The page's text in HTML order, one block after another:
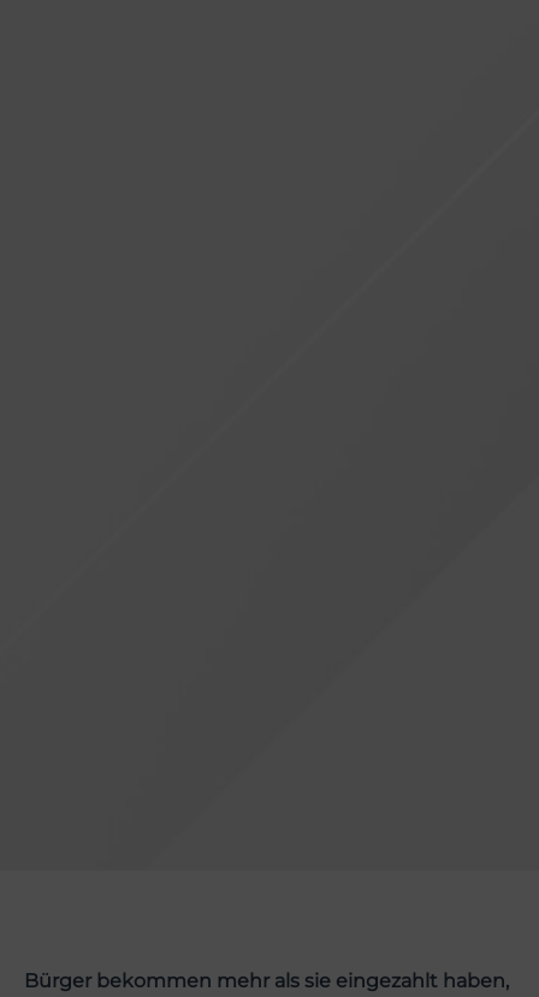
Bürger bekommen mehr als sie eingezahlt haben,